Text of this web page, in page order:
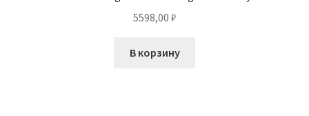
5598,00 ₽
В корзину